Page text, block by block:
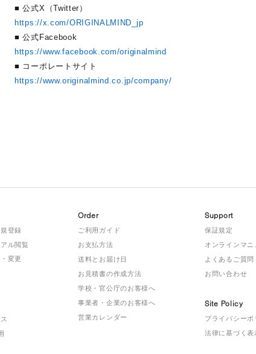
■ 公式X（Twitter）
https://x.com/ORIGINALMIND_jp
■ 公式Facebook
https://www.facebook.com/originalmind
■ コーポレートサイト
https://www.originalmind.co.jp/company/
登録
ル閲覧
変更
Order
ご利用ガイド
お支払方法
送料とお届け日
お見積書の作成方法
学校・官公庁のお客様へ
事業者・企業のお客様へ
営業カレンダー
Support
保証規定
オンラインマ
よくあるご質問
お問い合わせ
Site Policy
プライバシーポ
法律に基づく表